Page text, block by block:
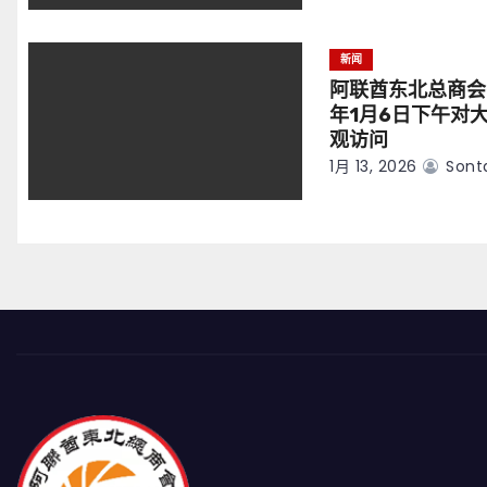
新闻
阿联酋东北总商
年1月6日下午对
观访问
1月 13, 2026